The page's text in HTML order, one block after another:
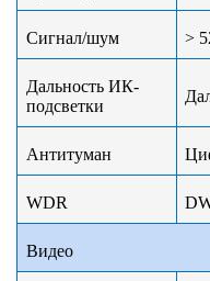
Сигнал/шум >
Дальность ИК-
подсветки
Антитуман
WDR
Видео